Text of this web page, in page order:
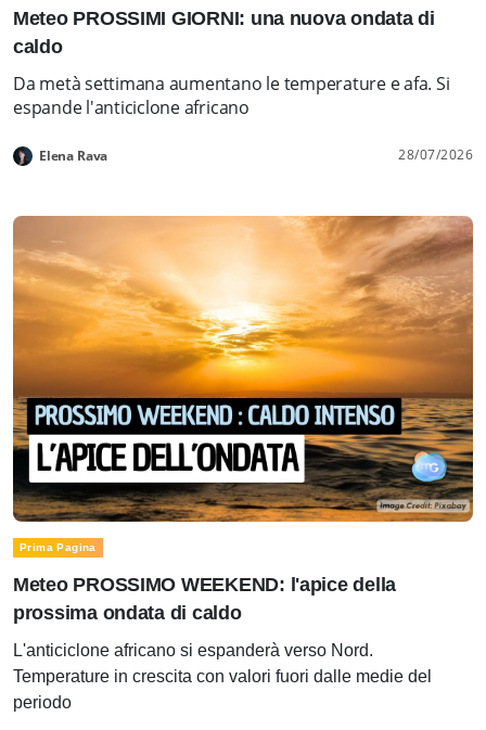
Meteo PROSSIMI GIORNI: una nuova ondata di
caldo
Da metà settimana aumentano le temperature e afa. Si
espande l'anticiclone africano
Elena Rava 28/07/2026
Prima Pagina
Meteo PROSSIMO WEEKEND: l'apice della
prossima ondata di caldo
L'anticiclone africano si espanderà verso Nord.
Temperature in crescita con valori fuori dalle medie del
periodo